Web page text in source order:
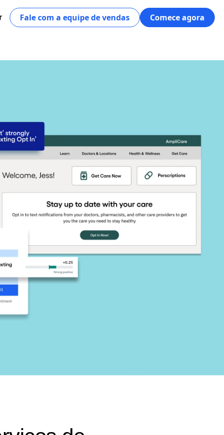
Fale com a equipe de vendas Comece agora